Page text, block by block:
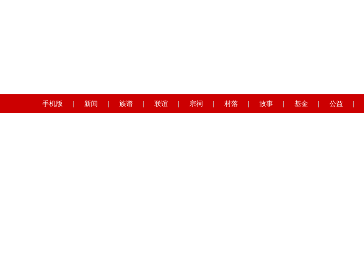
手机版 | 新闻 | 族谱 | 联谊 | 宗祠 | 村落 | 故事 | 基金 | 公益 |